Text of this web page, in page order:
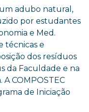
adubo natural,
por estudantes
e Med.
técnicas e
dos resíduos
da Faculdade e na
A COMPOSTEC
de Iniciação